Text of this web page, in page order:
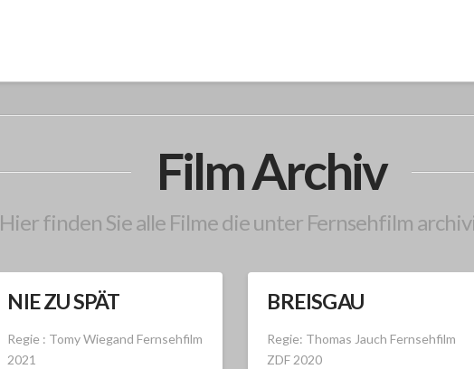
Film Archiv
Hier finden Sie alle Filme die unter Fernsehfilm
NIE ZU SPÄT
Regie : Tomy Wiegand Fernsehfilm
2021
BREISGAU
Regie: Thomas Jauch Fernsehfilm
ZDF 2020